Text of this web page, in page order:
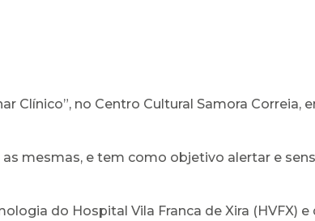
Clínico”, no Centro Cultural Samora Correia,
mesmas, e tem como objetivo alertar e
do Hospital Vila Franca de Xira (HVFX) e